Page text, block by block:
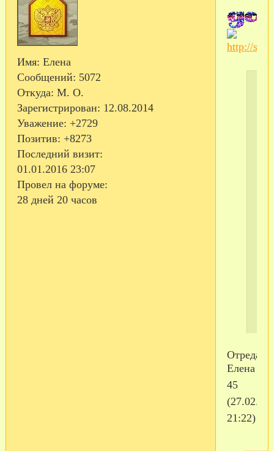
Имя: Елена
Сообщений: 5072
Откуда: М. О.
Зарегистрирован: 12.08.2014
Уважение: +2729
Позитив: +8273
Последний визит:
01.01.2016 23:07
Провел на форуме:
28 дней 20 часов
Отредактировано
Елена
45
21:22)